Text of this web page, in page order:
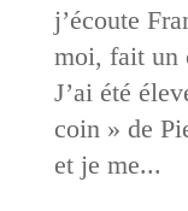
j’écoute
moi, fait un
J’ai été
coin » de
et je me...